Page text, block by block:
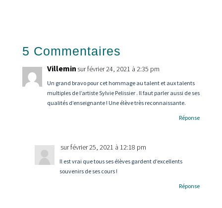
5 Commentaires
Villemin sur février 24, 2021 à 2:35 pm
Un grand bravo pour cet hommage au talent et aux talents
multiples de l’artiste Sylvie Pelissier . Il faut parler aussi de ses
qualités d’enseignante ! Une élève très reconnaissante.
Réponse
sur février 25, 2021 à 12:18 pm
Il est vrai que tous ses élèves gardent d’excellents
souvenirs de ses cours !
Réponse